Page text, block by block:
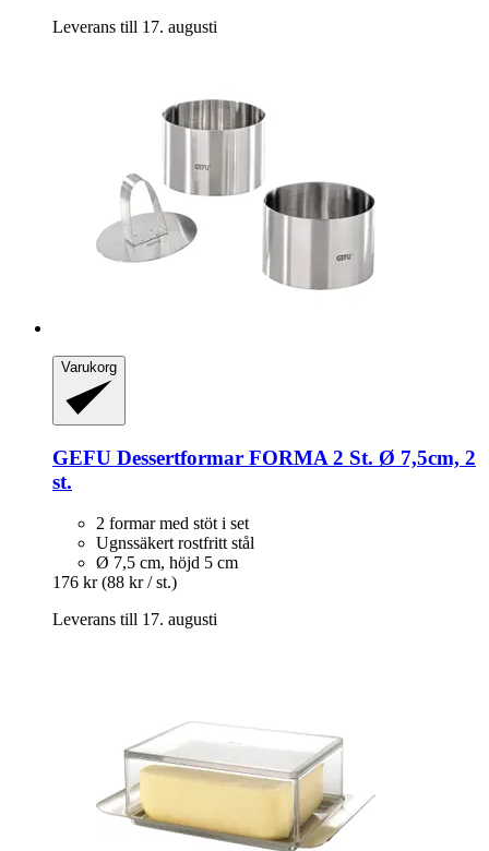
Leverans till 17. augusti
Varukorg
GEFU Dessertformar FORMA 2 St. Ø 7,5cm, 2
st.
2 formar med stöt i set
Ugnssäkert rostfritt stål
Ø 7,5 cm, höjd 5 cm
176 kr (88 kr / st.)
Leverans till 17. augusti